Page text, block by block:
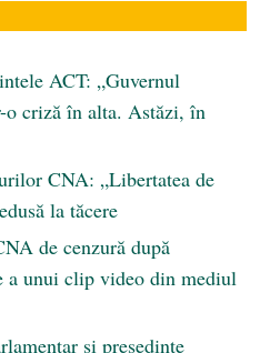
ACT: „Guvernul
criză în alta. Astăzi, în
CNA: „Libertatea de
la tăcere
de cenzură după
a unui clip video din mediul
și președinte